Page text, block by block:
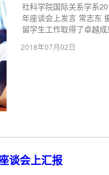
社科学院国际关系学系
年座谈会上发言 常志东
留学生工作取得了卓越
2018年07月02日
谈会上汇报